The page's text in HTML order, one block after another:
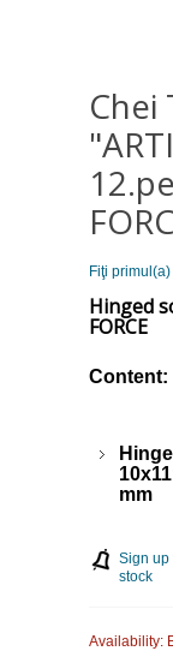
Chei
Fiţi
Hinged
FORCE
Content:
mm
Sign up
stock
Availability: